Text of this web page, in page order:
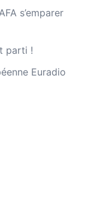
s’emparer
parti !
Euradio